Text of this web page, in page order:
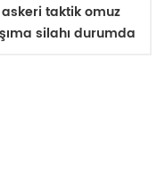
askeri taktik omuz
silahı durumda